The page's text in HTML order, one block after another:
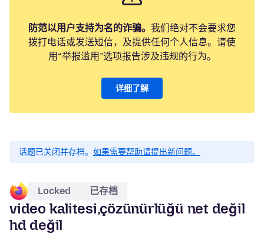
防范以用户支持为名的诈骗。 我们绝对不会要求您
拨打电话或发送短信，及提供任何个人信息。请使
用“举报滥用”选项报告涉及违规的行为。
详细了解
话题已关闭并存档。 如果需要帮助请提出新问题。
Locked 已存档
video kalitesi,çözünürlüğü net değil
hd değil